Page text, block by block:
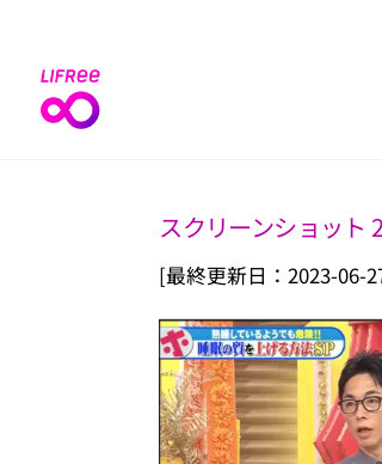
content
スクリーンショット
[最終更新日：2023-06-